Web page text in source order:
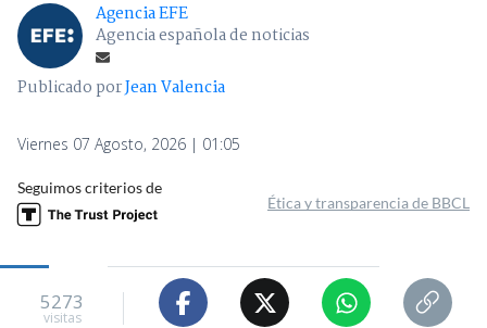
Agencia EFE
Agencia española de noticias
Publicado porJean Valencia
Viernes 07 Agosto, 2026 | 01:05
Seguimos criterios de
Ética y transparencia de BBCL
5273
visitas